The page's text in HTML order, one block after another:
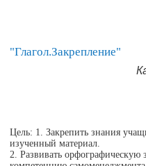
"Глагол.Закрепление"
Цель: 1. Закрепить знания
изученный материал.
2. Развивать